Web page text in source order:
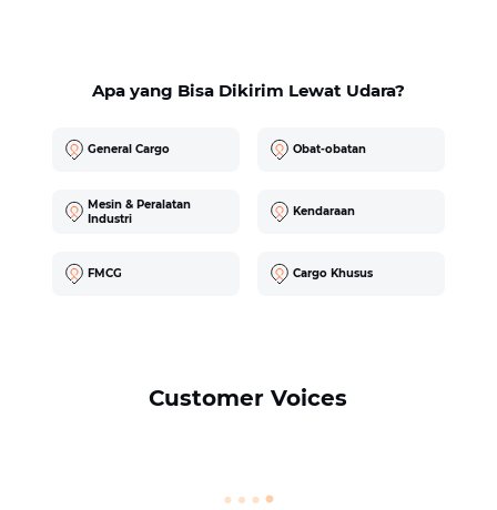
Apa yang Bisa Dikirim Lewat Udara?
General Cargo Obat-obatan
Mesin & Peralatan
Industri
Kendaraan
FMCG Cargo Khusus
Customer Voices